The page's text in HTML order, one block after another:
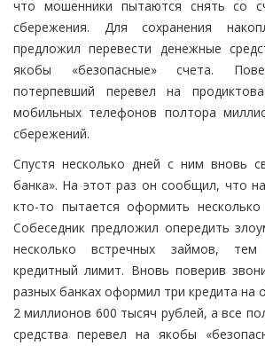
что мошенники пытаются снять со
сбережения. Для сохранения
предложил перевести денежные
якобы «безопасные» счета.
потерпевший перевел на
мобильных телефонов полтора
сбережений.
Спустя несколько дней с ним вновь
банка». На этот раз он сообщил, что
кто-то пытается оформить несколько
Собеседник предложил опередить
несколько встречных займов,
кредитный лимит. Вновь поверив
разных банках оформил три кредита
2 миллионов 600 тысяч рублей, а все
средства перевел на якобы